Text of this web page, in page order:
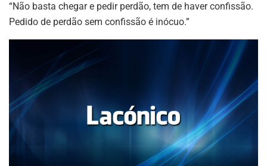
“Não basta chegar e pedir perdão, tem de haver confissão.
Pedido de perdão sem confissão é inócuo.”